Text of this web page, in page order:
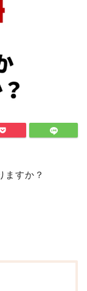
ますか？